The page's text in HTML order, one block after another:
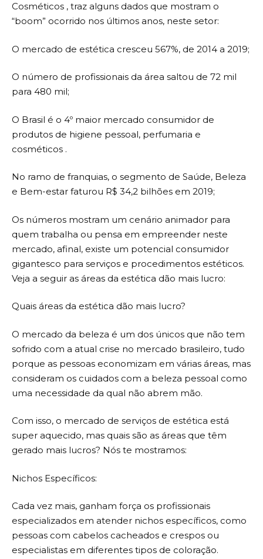
Cosméticos , traz alguns dados que mostram o
“boom” ocorrido nos últimos anos, neste setor:
O mercado de estética cresceu 567%, de 2014 a 2019;
O número de profissionais da área saltou de 72 mil
para 480 mil;
O Brasil é o 4º maior mercado consumidor de
produtos de higiene pessoal, perfumaria e
cosméticos .
No ramo de franquias, o segmento de Saúde, Beleza
e Bem-estar faturou R$ 34,2 bilhões em 2019;
Os números mostram um cenário animador para
quem trabalha ou pensa em empreender neste
mercado, afinal, existe um potencial consumidor
gigantesco para serviços e procedimentos estéticos.
Veja a seguir as áreas da estética dão mais lucro:
Quais áreas da estética dão mais lucro?
O mercado da beleza é um dos únicos que não tem
sofrido com a atual crise no mercado brasileiro, tudo
porque as pessoas economizam em várias áreas, mas
consideram os cuidados com a beleza pessoal como
uma necessidade da qual não abrem mão.
Com isso, o mercado de serviços de estética está
super aquecido, mas quais são as áreas que têm
gerado mais lucros? Nós te mostramos:
Nichos Específicos:
Cada vez mais, ganham força os profissionais
especializados em atender nichos específicos, como
pessoas com cabelos cacheados e crespos ou
especialistas em diferentes tipos de coloração.